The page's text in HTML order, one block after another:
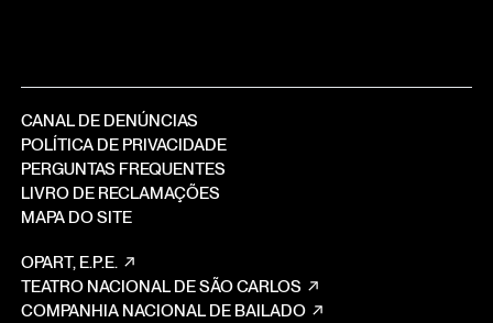
CANAL DE DENÚNCIAS
POLÍTICA DE PRIVACIDADE
PERGUNTAS FREQUENTES
LIVRO DE RECLAMAÇÕES
MAPA DO SITE
OPART, E.P.E.
TEATRO NACIONAL DE SÃO CARLOS
COMPANHIA NACIONAL DE BAILADO